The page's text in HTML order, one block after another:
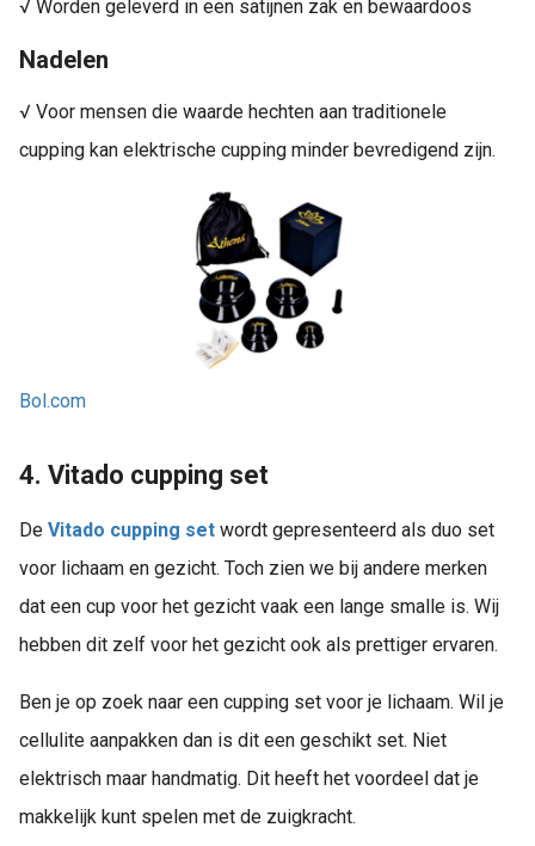
√ Worden geleverd in een satijnen zak en bewaardoos
Nadelen
√ Voor mensen die waarde hechten aan traditionele
cupping kan elektrische cupping minder bevredigend zijn.
Bol.com
4. Vitado cupping set
De Vitado cupping set wordt gepresenteerd als duo set
voor lichaam en gezicht. Toch zien we bij andere merken
dat een cup voor het gezicht vaak een lange smalle is. Wij
hebben dit zelf voor het gezicht ook als prettiger ervaren.
Ben je op zoek naar een cupping set voor je lichaam. Wil je
cellulite aanpakken dan is dit een geschikt set. Niet
elektrisch maar handmatig. Dit heeft het voordeel dat je
makkelijk kunt spelen met de zuigkracht.